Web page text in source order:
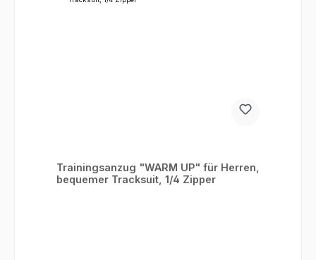
Trainingsanzug "WARM UP" für Herren,
bequemer Tracksuit, 1/4 Zipper